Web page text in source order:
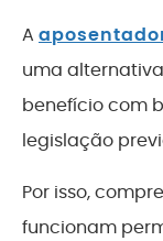
A
uma
benefício com
legislação
Por isso,
funcionam